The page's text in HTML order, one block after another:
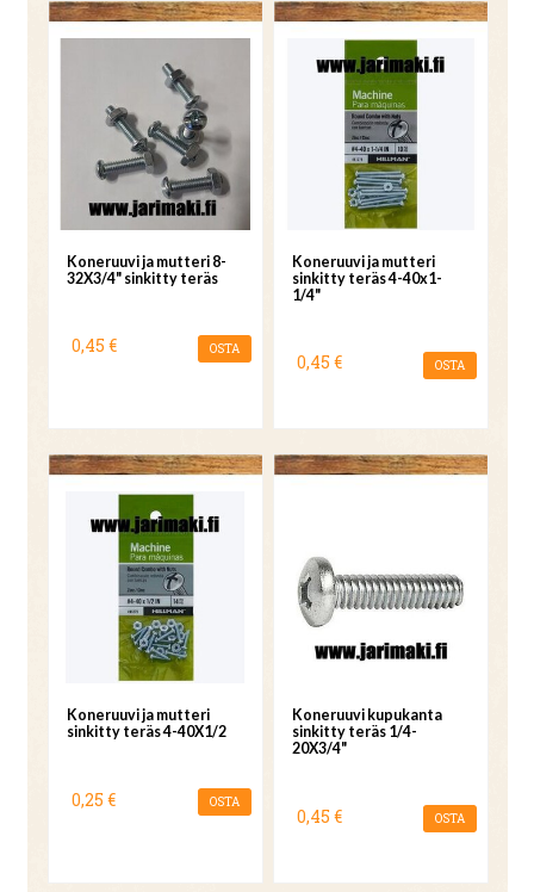
Koneruuvi ja mutteri 8-
32X3/4" sinkitty teräs
0,45 € OSTA
Koneruuvi ja mutteri
sinkitty teräs 4-40x1-
1/4"
0,45 € OSTA
Koneruuvi ja mutteri
sinkitty teräs 4-40X1/2
0,25 € OSTA
Koneruuvi kupukanta
sinkitty teräs 1/4-
20X3/4"
0,45 € OSTA